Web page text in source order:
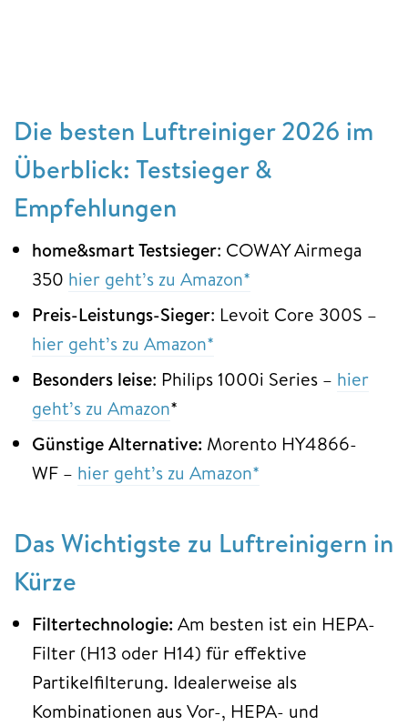
Die besten Luftreiniger 2026 im
Überblick: Testsieger &
Empfehlungen
home&smart Testsieger: COWAY Airmega
350 hier geht’s zu Amazon*
Preis-Leistungs-Sieger: Levoit Core 300S –
hier geht’s zu Amazon*
Besonders leise: Philips 1000i Series – hier
geht’s zu Amazon*
Günstige Alternative: Morento HY4866-
WF – hier geht’s zu Amazon*
Das Wichtigste zu Luftreinigern in
Kürze
Filtertechnologie: Am besten ist ein HEPA-
Filter (H13 oder H14) für effektive
Partikelfilterung. Idealerweise als
Kombinationen aus Vor-, HEPA- und